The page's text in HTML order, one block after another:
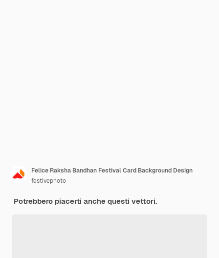
Felice Raksha Bandhan Festival Card Background Design
festivephoto
Potrebbero piacerti anche questi vettori.